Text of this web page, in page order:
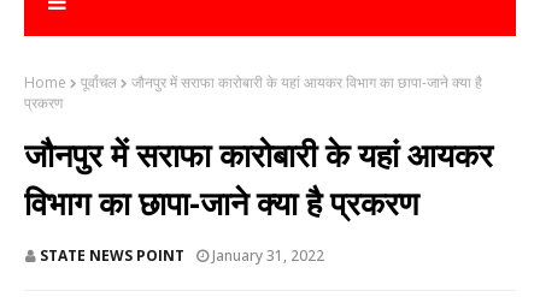
Home पूर्वांचल
जौनपुर में सराफा कारोबारी के यहां आयकर विभाग का छापा-जाने क्या है
प्रकरण
जौनपुर में सराफा कारोबारी के यहां आयकर
विभाग का छापा-जाने क्या है प्रकरण
STATE NEWS POINT January 31, 2022